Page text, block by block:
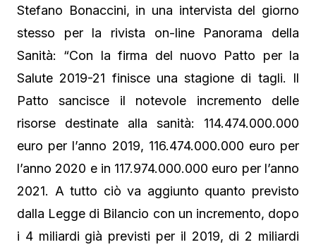
Stefano Bonaccini, in una intervista del giorno
stesso per la rivista on-line Panorama della
Sanità: “Con la firma del nuovo Patto per la
Salute 2019-21 finisce una stagione di tagli. Il
Patto sancisce il notevole incremento delle
risorse destinate alla sanità: 114.474.000.000
euro per l’anno 2019, 116.474.000.000 euro per
l’anno 2020 e in 117.974.000.000 euro per l’anno
2021. A tutto ciò va aggiunto quanto previsto
dalla Legge di Bilancio con un incremento, dopo
i 4 miliardi già previsti per il 2019, di 2 miliardi